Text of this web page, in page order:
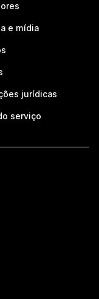
e mídia
jurídicas
serviço